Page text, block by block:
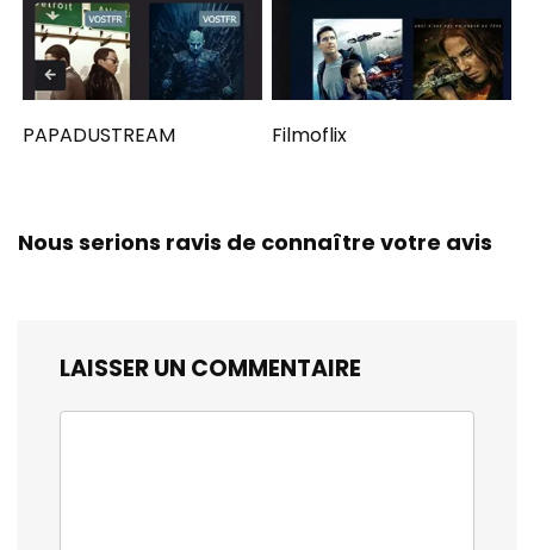
PAPADUSTREAM Filmoflix
Nous serions ravis de connaître votre avis
LAISSER UN COMMENTAIRE